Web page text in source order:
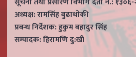
अध्यक्ष: रामसिंह बुढाथाेकी
प्रबन्ध निर्देशक: हुकुम बहादुर सिंह
सम्पादक: हिरामणि दु:खी